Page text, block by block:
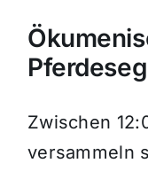
Zwischen
versammeln